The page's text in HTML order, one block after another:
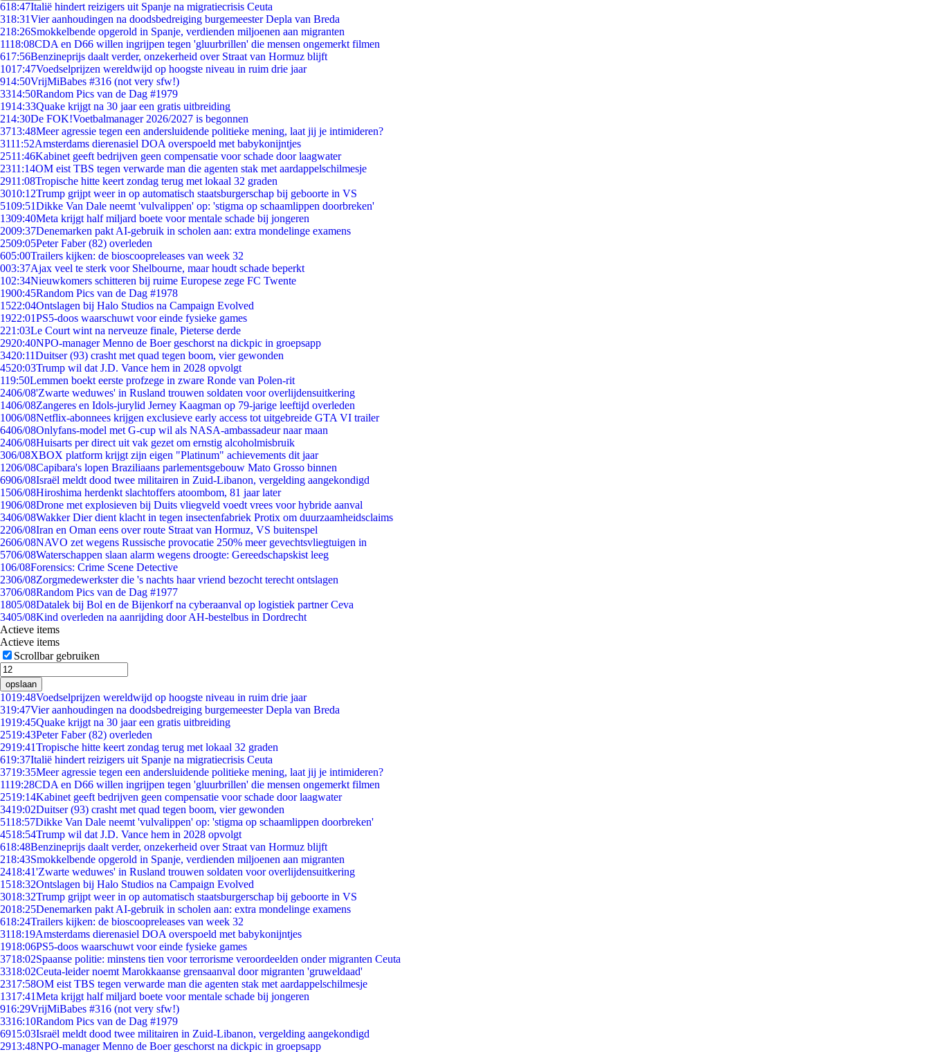
618:47Italië hindert reizigers uit Spanje na migratiecrisis Ceuta
318:31Vier aanhoudingen na doodsbedreiging burgemeester Depla van Breda
218:26Smokkelbende opgerold in Spanje, verdienden miljoenen aan migranten
1118:08CDA en D66 willen ingrijpen tegen 'gluurbrillen' die mensen ongemerkt filmen
617:56Benzineprijs daalt verder, onzekerheid over Straat van Hormuz blijft
1017:47Voedselprijzen wereldwijd op hoogste niveau in ruim drie jaar
914:50VrijMiBabes #316 (not very sfw!)
3314:50Random Pics van de Dag #1979
1914:33Quake krijgt na 30 jaar een gratis uitbreiding
214:30De FOK!Voetbalmanager 2026/2027 is begonnen
3713:48Meer agressie tegen een andersluidende politieke mening, laat jij je intimideren?
3111:52Amsterdams dierenasiel DOA overspoeld met babykonijntjes
2511:46Kabinet geeft bedrijven geen compensatie voor schade door laagwater
2311:14OM eist TBS tegen verwarde man die agenten stak met aardappelschilmesje
2911:08Tropische hitte keert zondag terug met lokaal 32 graden
3010:12Trump grijpt weer in op automatisch staatsburgerschap bij geboorte in VS
5109:51Dikke Van Dale neemt 'vulvalippen' op: 'stigma op schaamlippen doorbreken'
1309:40Meta krijgt half miljard boete voor mentale schade bij jongeren
2009:37Denemarken pakt AI-gebruik in scholen aan: extra mondelinge examens
2509:05Peter Faber (82) overleden
605:00Trailers kijken: de bioscoopreleases van week 32
003:37Ajax veel te sterk voor Shelbourne, maar houdt schade beperkt
102:34Nieuwkomers schitteren bij ruime Europese zege FC Twente
1900:45Random Pics van de Dag #1978
1522:04Ontslagen bij Halo Studios na Campaign Evolved
1922:01PS5-doos waarschuwt voor einde fysieke games
221:03Le Court wint na nerveuze finale, Pieterse derde
2920:40NPO-manager Menno de Boer geschorst na dickpic in groepsapp
3420:11Duitser (93) crasht met quad tegen boom, vier gewonden
4520:03Trump wil dat J.D. Vance hem in 2028 opvolgt
119:50Lemmen boekt eerste profzege in zware Ronde van Polen-rit
2406/08'Zwarte weduwes' in Rusland trouwen soldaten voor overlijdensuitkering
1406/08Zangeres en Idols-jurylid Jerney Kaagman op 79-jarige leeftijd overleden
1006/08Netflix-abonnees krijgen exclusieve early access tot uitgebreide GTA VI trailer
6406/08Onlyfans-model met G-cup wil als NASA-ambassadeur naar maan
2406/08Huisarts per direct uit vak gezet om ernstig alcoholmisbruik
306/08XBOX platform krijgt zijn eigen "Platinum" achievements dit jaar
1206/08Capibara's lopen Braziliaans parlementsgebouw Mato Grosso binnen
6906/08Israël meldt dood twee militairen in Zuid-Libanon, vergelding aangekondigd
1506/08Hiroshima herdenkt slachtoffers atoombom, 81 jaar later
1906/08Drone met explosieven bij Duits vliegveld voedt vrees voor hybride aanval
3406/08Wakker Dier dient klacht in tegen insectenfabriek Protix om duurzaamheidsclaims
2206/08Iran en Oman eens over route Straat van Hormuz, VS buitenspel
2606/08NAVO zet wegens Russische provocatie 250% meer gevechtsvliegtuigen in
5706/08Waterschappen slaan alarm wegens droogte: Gereedschapskist leeg
106/08Forensics: Crime Scene Detective
2306/08Zorgmedewerkster die 's nachts haar vriend bezocht terecht ontslagen
3706/08Random Pics van de Dag #1977
1805/08Datalek bij Bol en de Bijenkorf na cyberaanval op logistiek partner Ceva
3405/08Kind overleden na aanrijding door AH-bestelbus in Dordrecht
Actieve items
Actieve items
Scrollbar gebruiken
opslaan
1019:48Voedselprijzen wereldwijd op hoogste niveau in ruim drie jaar
319:47Vier aanhoudingen na doodsbedreiging burgemeester Depla van Breda
1919:45Quake krijgt na 30 jaar een gratis uitbreiding
2519:43Peter Faber (82) overleden
2919:41Tropische hitte keert zondag terug met lokaal 32 graden
619:37Italië hindert reizigers uit Spanje na migratiecrisis Ceuta
3719:35Meer agressie tegen een andersluidende politieke mening, laat jij je intimideren?
1119:28CDA en D66 willen ingrijpen tegen 'gluurbrillen' die mensen ongemerkt filmen
2519:14Kabinet geeft bedrijven geen compensatie voor schade door laagwater
3419:02Duitser (93) crasht met quad tegen boom, vier gewonden
5118:57Dikke Van Dale neemt 'vulvalippen' op: 'stigma op schaamlippen doorbreken'
4518:54Trump wil dat J.D. Vance hem in 2028 opvolgt
618:48Benzineprijs daalt verder, onzekerheid over Straat van Hormuz blijft
218:43Smokkelbende opgerold in Spanje, verdienden miljoenen aan migranten
2418:41'Zwarte weduwes' in Rusland trouwen soldaten voor overlijdensuitkering
1518:32Ontslagen bij Halo Studios na Campaign Evolved
3018:32Trump grijpt weer in op automatisch staatsburgerschap bij geboorte in VS
2018:25Denemarken pakt AI-gebruik in scholen aan: extra mondelinge examens
618:24Trailers kijken: de bioscoopreleases van week 32
3118:19Amsterdams dierenasiel DOA overspoeld met babykonijntjes
1918:06PS5-doos waarschuwt voor einde fysieke games
3718:02Spaanse politie: minstens tien voor terrorisme veroordeelden onder migranten Ceuta
3318:02Ceuta-leider noemt Marokkaanse grensaanval door migranten 'gruweldaad'
2317:58OM eist TBS tegen verwarde man die agenten stak met aardappelschilmesje
1317:41Meta krijgt half miljard boete voor mentale schade bij jongeren
916:29VrijMiBabes #316 (not very sfw!)
3316:10Random Pics van de Dag #1979
6915:03Israël meldt dood twee militairen in Zuid-Libanon, vergelding aangekondigd
2913:48NPO-manager Menno de Boer geschorst na dickpic in groepsapp